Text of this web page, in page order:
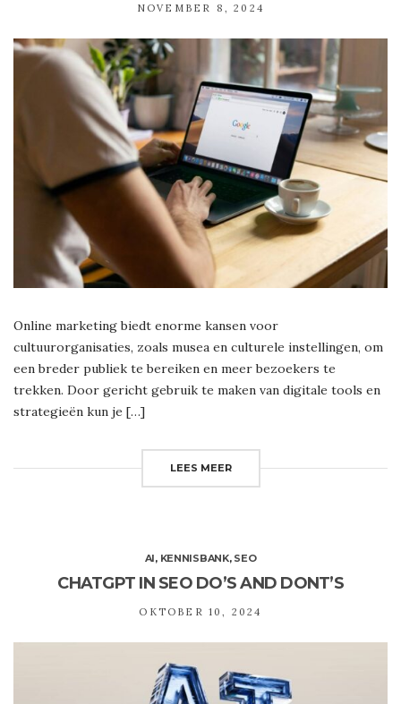
NOVEMBER 8, 2024
Online marketing biedt enorme kansen voor
cultuurorganisaties, zoals musea en culturele instellingen, om
een breder publiek te bereiken en meer bezoekers te
trekken. Door gericht gebruik te maken van digitale tools en
strategieën kun je […]
LEES MEER
AI, KENNISBANK, SEO
CHATGPT IN SEO DO’S AND DONT’S
OKTOBER 10, 2024